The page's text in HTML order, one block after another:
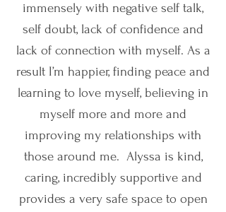
immensely with negative self talk,
self doubt, lack of confidence and
lack of connection with myself. As a
result I’m happier, finding peace and
learning to love myself, believing in
myself more and more and
improving my relationships with
those around me. Alyssa is kind,
caring, incredibly supportive and
provides a very safe space to open